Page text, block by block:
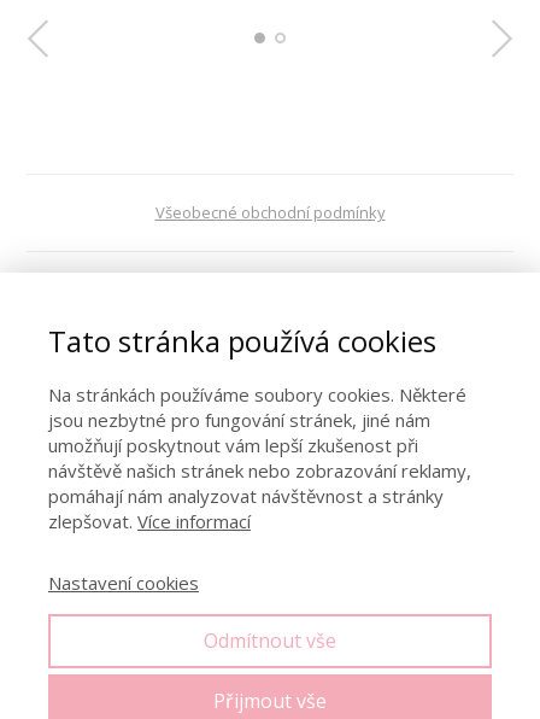
Všeobecné obchodní podmínky
Ochrana osobních údajů
Kontakt
Spolupráce
© Copyright 2021. Všechna práva vyhrazena. Jakákoliv
reprodukce, stahování, kopírování a další šíření obsahu tohoto
webu – zejména článků, videí, audio záznamů a obrázků – je bez
svolení autora zakázáno. V případě, že dojde k porušení těchto
podmínek, bude okamžitě zahájeno vymáhání finanční náhrady
Tato stránka používá cookies
Na stránkách používáme soubory cookies. Některé
jsou nezbytné pro fungování stránek, jiné nám
umožňují poskytnout vám lepší zkušenost při
návštěvě našich stránek nebo zobrazování reklamy,
pomáhají nám analyzovat návštěvnost a stránky
zlepšovat. Více informací
Nastavení cookies
Odmítnout vše
Přijmout vše